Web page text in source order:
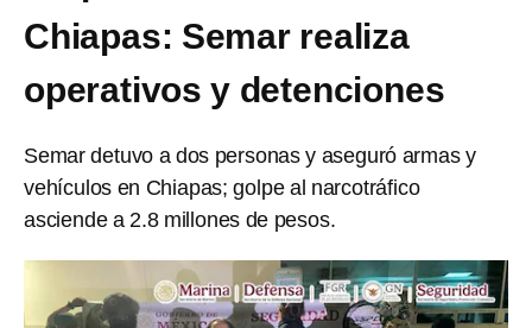
Chiapas: Semar realiza
operativos y detenciones
Semar detuvo a dos personas y aseguró armas y
vehículos en Chiapas; golpe al narcotráfico
asciende a 2.8 millones de pesos.